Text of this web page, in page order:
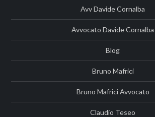
Avv Davide Cornalba
Avvocato Davide Cornalba
Blog
Bruno Mafrici
Bruno Mafrici Avvocato
Claudio Teseo